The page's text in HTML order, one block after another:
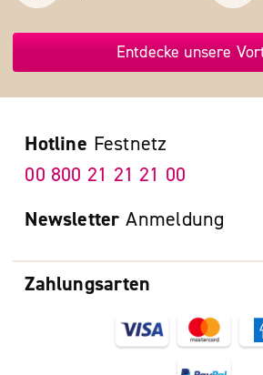
Entdecke unsere
Zahlungsarten
Hotline Festnetz
00 800 21 21 21 00
Newsletter Anmeldung